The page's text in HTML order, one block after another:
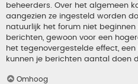
beheerders. Over het algemeen
aangezien ze ingesteld worden
natuurlijk het forum niet
berichten, gewoon voor een
het tegenovergestelde effect,
kunnen je berichten aantal doen
Omhoog